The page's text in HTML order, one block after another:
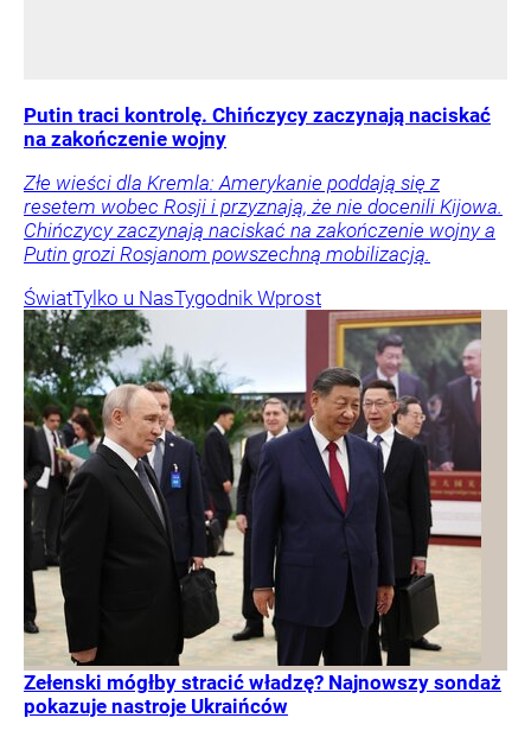
Putin traci kontrolę. Chińczycy zaczynają naciskać
na zakończenie wojny
Złe wieści dla Kremla: Amerykanie poddają się z
resetem wobec Rosji i przyznają, że nie docenili Kijowa.
Chińczycy zaczynają naciskać na zakończenie wojny a
Putin grozi Rosjanom powszechną mobilizacją.
ŚwiatTylko u NasTygodnik Wprost
Zełenski mógłby stracić władzę? Najnowszy sondaż
pokazuje nastroje Ukraińców